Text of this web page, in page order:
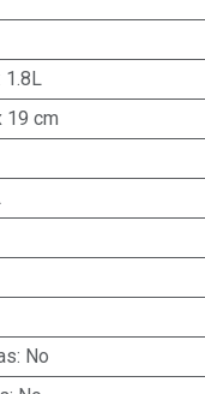
1.8L
19 cm
: No